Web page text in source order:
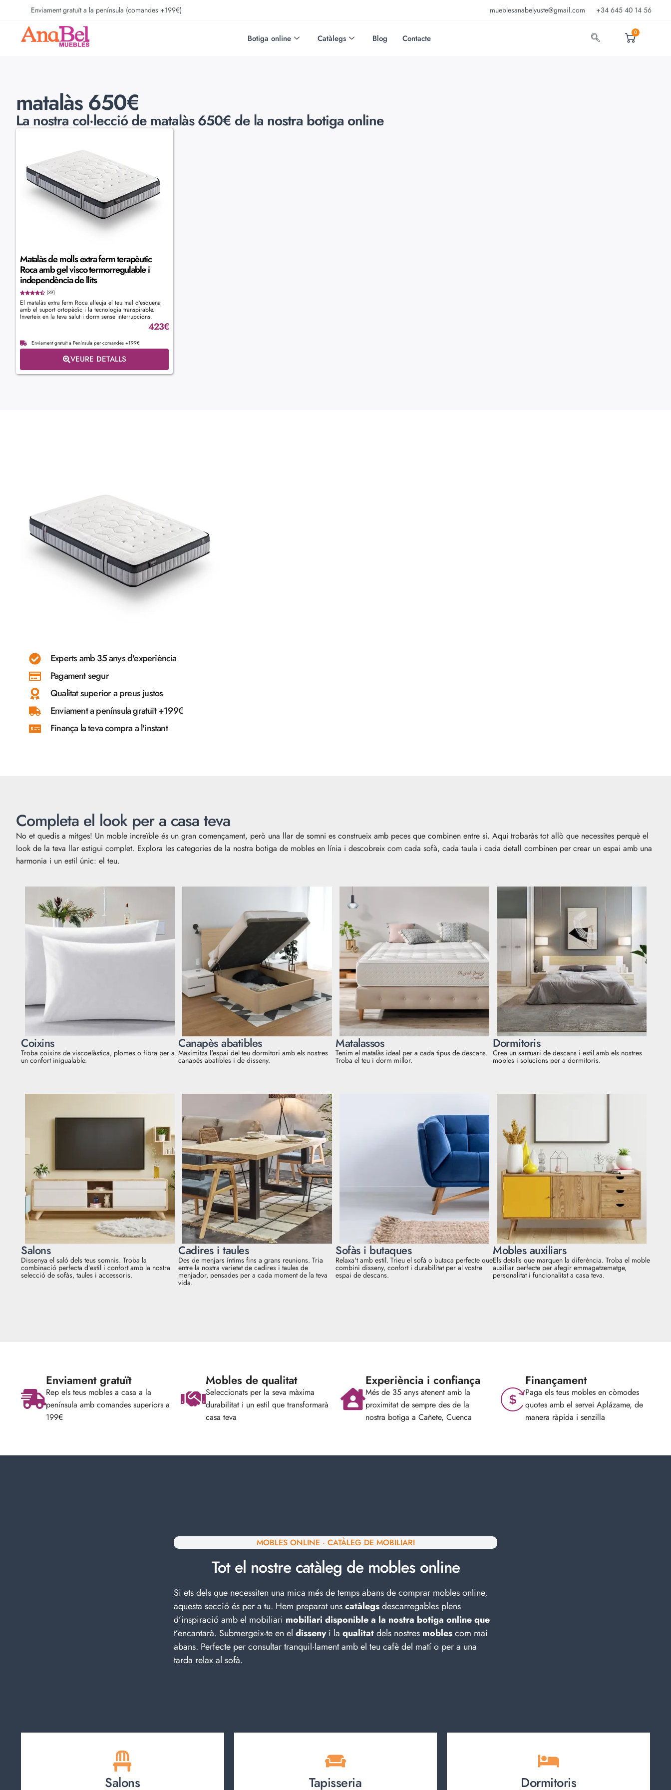
Enviament gratuït a la península (comandes +199€) mueblesanabelyuste@gmail.com +34 645 40 14 56
Botiga online Catàlegs Blog Contacte
0
matalàs 650€
La nostra col·lecció dematalàs 650€ de la nostra botiga online
Matalàs de molls extra ferm terapèutic
Roca amb gel visco termorregulable i
independència de llits
(39)
El matalàs extra ferm Roca alleuja el teu mal d'esquena
amb el suport ortopèdic i la tecnologia transpirable.
Inverteix en la teva salut i dorm sense interrupcions.
423€
Enviament gratuït a Península per comandes +199€
VEURE DETALLS
Experts amb 35 anys d'experiència
Pagament segur
Qualitat superior a preus justos
Enviament a península gratuït +199€
Finança la teva compra a l'instant
Completa el look per a casa teva
No et quedis a mitges! Un moble increïble és un gran començament, però una llar de somni es construeix amb peces que combinen entre si. Aquí trobaràs tot allò que necessites perquè el
look de la teva llar estigui complet. Explora les categories de la nostra botiga de mobles en línia i descobreix com cada sofà, cada taula i cada detall combinen per crear un espai amb una
harmonia i un estil únic: el teu.
Coixins
Troba coixins de viscoelàstica, plomes o fibra per a
un confort inigualable.
Canapès abatibles
Maximitza l'espai del teu dormitori amb els nostres
canapès abatibles i de disseny.
Matalassos
Tenim el matalàs ideal per a cada tipus de descans.
Troba el teu i dorm millor.
Dormitoris
Crea un santuari de descans i estil amb els nostres
mobles i solucions per a dormitoris.
Salons
Dissenya el saló dels teus somnis. Troba la
combinació perfecta dʻestil i confort amb la nostra
selecció de sofàs, taules i accessoris.
Cadires i taules
Des de menjars íntims fins a grans reunions. Tria
entre la nostra varietat de cadires i taules de
menjador, pensades per a cada moment de la teva
vida.
Sofàs i butaques
Relaxa't amb estil. Trieu el sofà o butaca perfecte que
combini disseny, confort i durabilitat per al vostre
espai de descans.
Mobles auxiliars
Els detalls que marquen la diferència. Troba el moble
auxiliar perfecte per afegir emmagatzematge,
personalitat i funcionalitat a casa teva.
Enviament gratuït
Rep els teus mobles a casa a la
península amb comandes superiors a
199€
Mobles de qualitat
Seleccionats per la seva màxima
durabilitat i un estil que transformarà
casa teva
Experiència i confiança
Més de 35 anys atenent amb la
proximitat de sempre des de la
nostra botiga a Cañete, Cuenca
Finançament
Paga els teus mobles en còmodes
quotes amb el servei Aplázame, de
manera ràpida i senzilla
MOBLES ONLINE · CATÀLEG DE MOBILIARI
Tot el nostre catàleg de mobles online
Si ets dels que necessiten una mica més de temps abans de comprar mobles online,
aquesta secció és per a tu. Hem preparat unscatàlegsdescarregables plens
d’inspiració amb el mobiliari mobiliari disponible a la nostra botiga online que
t’encantarà. Submergeix-te en el dissenyi la qualitatdels nostres moblescom mai
abans. Perfecte per consultar tranquil·lament amb el teu cafè del matí o per a una
tarda relax al sofà.
Salons Tapisseria Dormitoris